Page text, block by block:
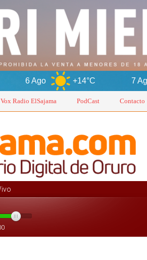
+14°C 7 Ago +16°C
Vox Radio ElSajama PodCast Contacto